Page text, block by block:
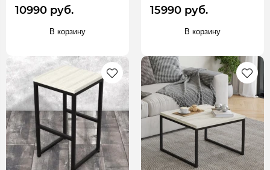
10990 руб.
В корзину
15990 руб.
В корзину